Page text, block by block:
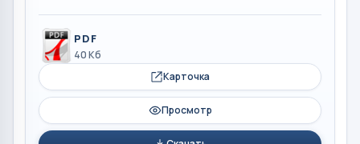
PDF
40 Кб
Карточка
Просмотр